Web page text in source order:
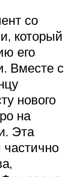
со
который
его
Вместе с
нового
на
Эта